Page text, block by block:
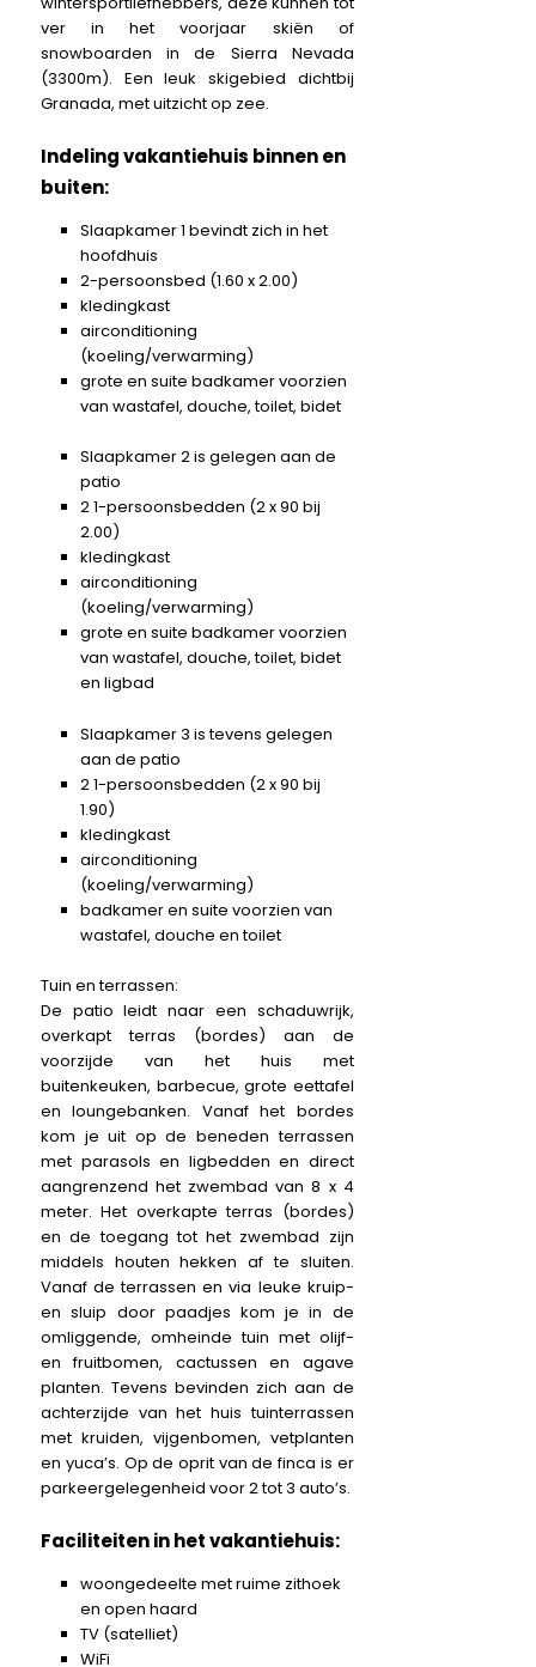
ver in het voorjaar skiën of
snowboarden in de Sierra Nevada
(3300m). Een leuk skigebied dichtbij
Granada, met uitzicht op zee.
Indeling vakantiehuis binnen en
buiten:
Slaapkamer 1 bevindt zich in het
hoofdhuis
2-persoonsbed (1.60 x 2.00)
kledingkast
airconditioning
(koeling/verwarming)
grote en suite badkamer voorzien
van wastafel, douche, toilet, bidet
Slaapkamer 2 is gelegen aan de
patio
2 1-persoonsbedden (2 x 90 bij
2.00)
kledingkast
airconditioning
(koeling/verwarming)
grote en suite badkamer voorzien
van wastafel, douche, toilet, bidet
en ligbad
Slaapkamer 3 is tevens gelegen
aan de patio
2 1-persoonsbedden (2 x 90 bij
1.90)
kledingkast
airconditioning
(koeling/verwarming)
badkamer en suite voorzien van
wastafel, douche en toilet
Tuin en terrassen:
De patio leidt naar een schaduwrijk,
overkapt terras (bordes) aan de
voorzijde van het huis met
buitenkeuken, barbecue, grote eettafel
en loungebanken. Vanaf het bordes
kom je uit op de beneden terrassen
met parasols en ligbedden en direct
aangrenzend het zwembad van 8 x 4
meter. Het overkapte terras (bordes)
en de toegang tot het zwembad zijn
middels houten hekken af te sluiten.
Vanaf de terrassen en via leuke kruip-
en sluip door paadjes kom je in de
omliggende, omheinde tuin met olijf-
en fruitbomen, cactussen en agave
planten. Tevens bevinden zich aan de
achterzijde van het huis tuinterrassen
met kruiden, vijgenbomen, vetplanten
en yuca’s. Op de oprit van de finca is er
parkeergelegenheid voor 2 tot 3 auto’s.
Faciliteiten in het vakantiehuis:
woongedeelte met ruime zithoek
en open haard
TV (satelliet)
WiFi